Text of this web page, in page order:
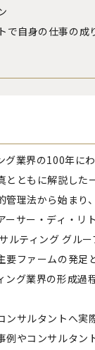
で自身の仕事の成
グ業界の100年に
とともに解説した
管理法から始まり
ーサー・ディ・リ
ルティング グル
要ファームの発足
ング業界の形成過
ンサルタントへ実
例やコンサルタン